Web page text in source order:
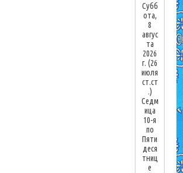
Субб
ота,
8
авгус
та
2026
г.(26
июля
ст.ст
.)
Седм
ица
10-я
по
Пяти
деся
тниц
е